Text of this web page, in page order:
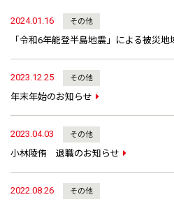
2024.01.16 その他
「令和6年能登半島地震」による被災地
2023.12.25 その他
年末年始のお知らせ
2023.04.03 その他
小林陵侑 退職のお知らせ
2022.08.26 その他